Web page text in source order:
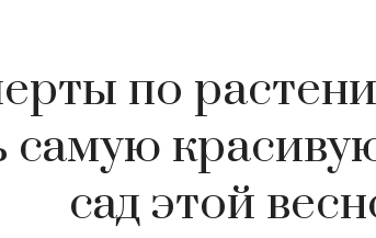
по
самую
сад этой